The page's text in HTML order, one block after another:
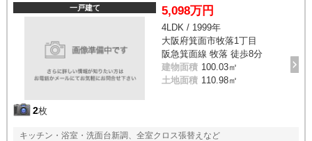
一戸建て
2枚
5,098万円
4LDK / 1999年
大阪府箕面市牧落1丁目
阪急箕面線 牧落 徒歩8分
建物面積 100.03㎡
土地面積 110.98㎡
キッチン・浴室・洗面台新調、全室クロス張替えなど